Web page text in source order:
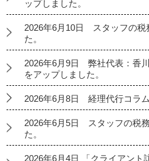
ップしました。
2026年6月10日 スタッフの税
た。
2026年6月9日 弊社代表：香
をアップしました。
2026年6月8日 経理代行コラム
2026年6月5日 スタッフの税
た。
2026年6月4日 「クライアント